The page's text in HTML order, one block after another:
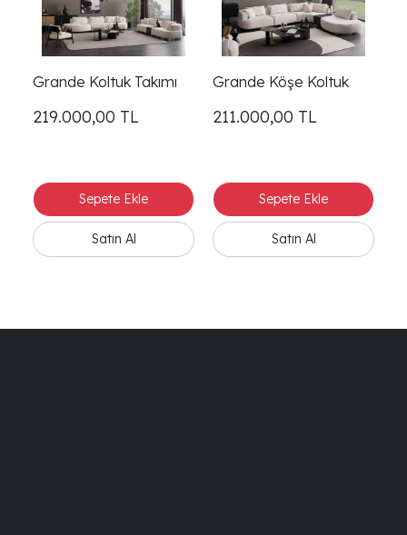
Grande Koltuk Takımı
219.000,00 TL
Grande Köşe Koltuk
211.000,00 TL